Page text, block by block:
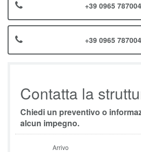
+39 0965 787004
+39 0965 787004
Contatta la
Chiedi un preventivo o
alcun impegno.
Arrivo